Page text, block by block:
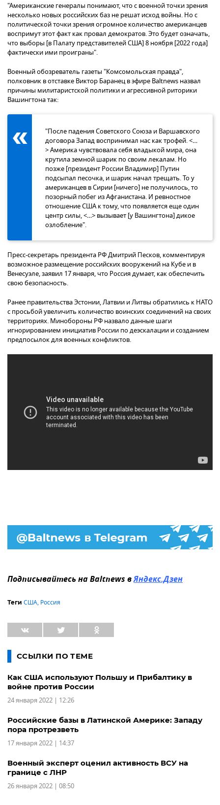
"Американские генералы понимают, что с военной точки зрения
несколько новых российских баз не решат исход войны. Но с
политической точки зрения огромное количество американцев
воспримут этот факт как провал демократов. Это будет означать,
что выборы [в Палату представителей США] 8 ноября [2022 года]
фактически ими проиграны".
Военный обозреватель газеты "Комсомольская правда",
полковник в отставке Виктор Баранец в эфире Baltnews назвал
причины милитаристской политики и агрессивной риторики
Вашингтона так:
"После падения Советского Союза и Варшавского
договора Запад воспринимал нас как трофей. <…
> Америка чувствовала себя владыкой мира, она
крутила земной шарик по своим лекалам. Но
позже [президент России Владимир] Путин
подсыпал песочка, и шарик начал трещать. То у
американцев в Сирии [ничего] не получилось, то
позорный побег из Афганистана. И ревностное
отношение США к тому, что появляется еще один
центр силы, <…> вызывает [у Вашингтона] дикое
озлобление".
Пресс-секретарь президента РФ Дмитрий Песков, комментируя
возможное размещение российских вооружений на Кубе и в
Венесуэле, заявил 17 января, что Россия думает, как обеспечить
свою безопасность.
Ранее правительства Эстонии, Латвии и Литвы обратились к НАТО
с просьбой увеличить количество воинских соединений на своих
территориях. Минобороны РФ назвало данные шаги
игнорированием инициатив России по деэскалации и созданием
предпосылок для военных конфликтов.
Подписывайтесь на Baltnews вЯндекс.Дзен
Теги США, Россия
ССЫЛКИ ПО ТЕМЕ
Как США используют Польшу и Прибалтику в
войне против России
24 января 2022 | 12:26
Российские базы в Латинской Америке: Западу
пора протрезветь
17 января 2022 | 14:37
Военный эксперт оценил активность ВСУ на
границе с ЛНР
26 января 2022 | 08:50